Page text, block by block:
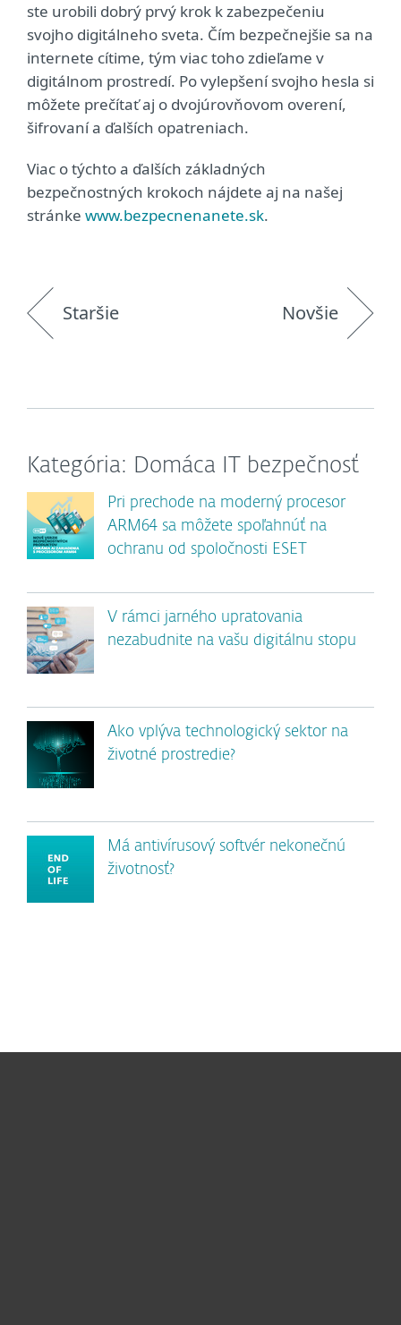
ste urobili dobrý prvý krok k zabezpečeniu
svojho digitálneho sveta. Čím bezpečnejšie sa na
internete cítime, tým viac toho zdieľame v
digitálnom prostredí. Po vylepšení svojho hesla si
môžete prečítať aj o dvojúrovňovom overení,
šifrovaní a ďalších opatreniach.
Viac o týchto a ďalších základných
bezpečnostných krokoch nájdete aj na našej
stránke www.bezpecnenanete.sk.
Staršie Novšie
Kategória: Domáca IT bezpečnosť
Pri prechode na moderný procesor
ARM64 sa môžete spoľahnúť na
ochranu od spoločnosti ESET
V rámci jarného upratovania
nezabudnite na vašu digitálnu stopu
Ako vplýva technologický sektor na
životné prostredie?
Má antivírusový softvér nekonečnú
životnosť?